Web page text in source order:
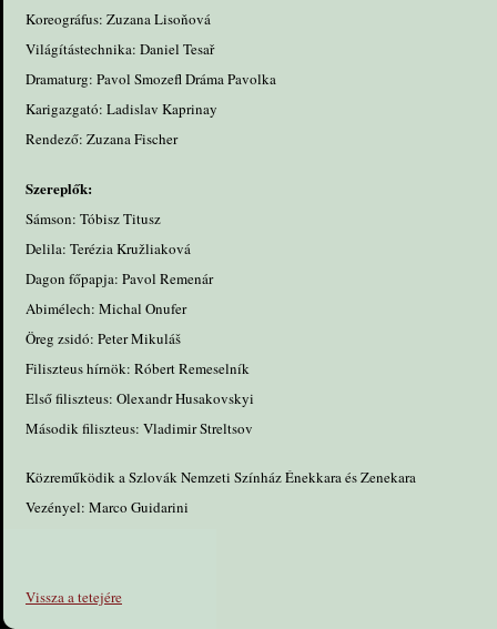
Koreográfus: Zuzana Lisoňová
Világítástechnika: Daniel Tesař
Dramaturg: Pavol Smozefl Dráma Pavolka
Karigazgató: Ladislav Kaprinay
Rendező: Zuzana Fischer
Szereplők:
Sámson: Tóbisz Titusz
Delila: Terézia Kružliaková
Dagon főpapja: Pavol Remenár
Abimélech: Michal Onufer
Öreg zsidó: Peter Mikuláš
Filiszteus hírnök: Róbert Remeselník
Első filiszteus: Olexandr Husakovskyi
Második filiszteus: Vladimir Streltsov
Közreműködik a Szlovák Nemzeti Színház Énekkara és Zenekara
Vezényel: Marco Guidarini
Vissza a tetejére